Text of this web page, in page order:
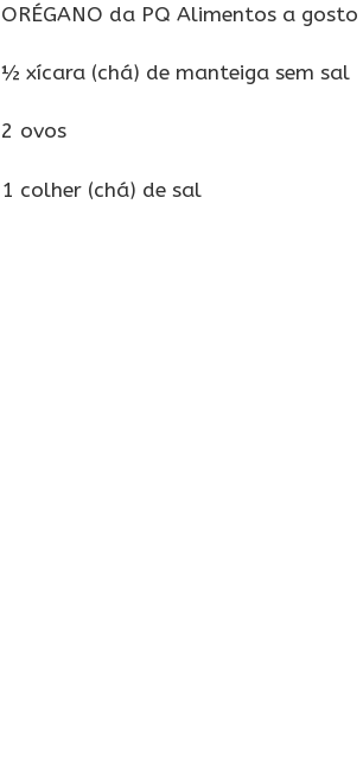
ORÉGANO da PQ Alimentos a gosto
½ xícara (chá) de manteiga sem sal
2 ovos
1 colher (chá) de sal